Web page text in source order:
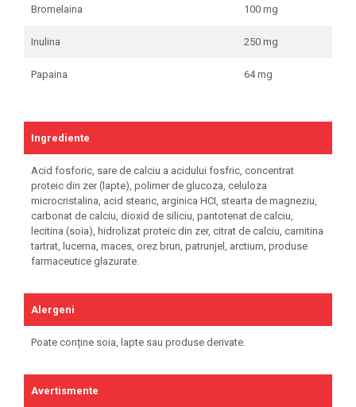
Bromelaina 100 mg
Inulina 250 mg
Papaina 64 mg
Ingrediente
Acid fosforic, sare de calciu a acidului fosfric, concentrat
proteic din zer (lapte), polimer de glucoza, celuloza
microcristalina, acid stearic, arginica HCI, stearta de magneziu,
carbonat de calciu, dioxid de siliciu, pantotenat de calciu,
lecitina (soia), hidrolizat proteic din zer, citrat de calciu, carnitina
tartrat, lucerna, maces, orez brun, patrunjel, arctium, produse
farmaceutice glazurate.
Alergeni
Poate conține soia, lapte sau produse derivate.
Avertismente